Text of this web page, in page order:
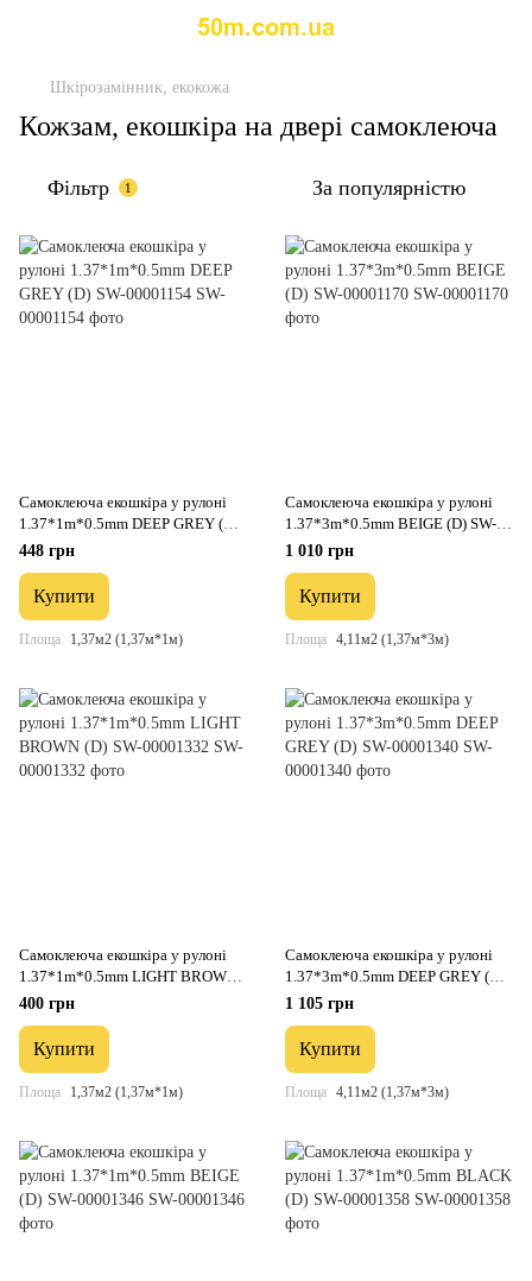
Шкірозамінник, екокожа
Кожзам, екошкіра на двері самоклеюча
Фільтр 1 За популярністю
Самоклеюча екошкіра у рулоні
1.37*1m*0.5mm DEEP GREY (D)
SW-00001154
448 грн
Купити
Площа 1,37м2 (1,37м*1м)
Самоклеюча екошкіра у рулоні
1.37*3m*0.5mm BEIGE (D) SW-
00001170
1 010 грн
Купити
Площа 4,11м2 (1,37м*3м)
Самоклеюча екошкіра у рулоні
1.37*1m*0.5mm LIGHT BROWN
(D) SW-00001332
400 грн
Купити
Площа 1,37м2 (1,37м*1м)
Самоклеюча екошкіра у рулоні
1.37*3m*0.5mm DEEP GREY (D)
SW-00001340
1 105 грн
Купити
Площа 4,11м2 (1,37м*3м)